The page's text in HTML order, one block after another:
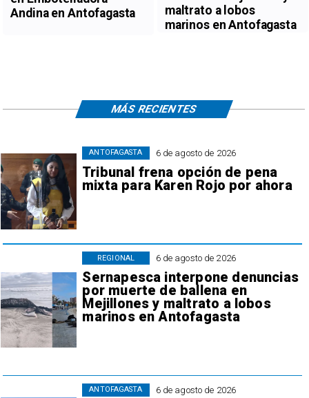
Andina en Antofagasta
maltrato a lobos
marinos en Antofagasta
6 de agosto de 2026
Tribunal frena opción de pena
mixta para Karen Rojo por ahora
ANTOFAGASTA
6 de agosto de 2026
Sernapesca interpone denuncias
por muerte de ballena en
Mejillones y maltrato a lobos
marinos en Antofagasta
REGIONAL
6 de agosto de 2026
ANTOFAGASTA
MÁS RECIENTES